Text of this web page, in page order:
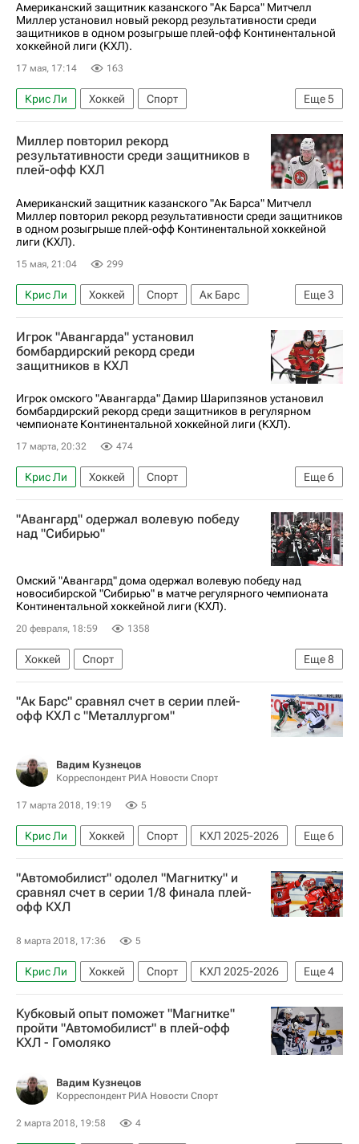
Американский защитник казанского "Ак Барса" Митчелл
Миллер установил новый рекорд результативности среди
защитников в одном розыгрыше плей-офф Континентальной
хоккейной лиги (КХЛ).
17 мая, 17:14 163
Еще5
Крис Ли Хоккей
Спорт
Александр Хмелевский
Локомотив (Ярославль)
Металлург (Магнитогорск)
Миллер повторил рекорд
результативности среди защитников в
плей-офф КХЛ
Американский защитник казанского "Ак Барса" Митчелл
Миллер повторил рекорд результативности среди защитников
в одном розыгрыше плей-офф Континентальной хоккейной
лиги (КХЛ).
15 мая, 21:04 299
Еще3
Крис Ли Хоккей Спорт
Ак Барс
Локомотив (Ярославль)
Металлург (Магнитогорск)
КХЛ 2025-2026
Игрок "Авангарда" установил
бомбардирский рекорд среди
защитников в КХЛ
Игрок омского "Авангарда" Дамир Шарипзянов установил
бомбардирский рекорд среди защитников в регулярном
чемпионате Континентальной хоккейной лиги (КХЛ).
17 марта, 20:32 474
Еще6
Крис Ли Хоккей
Спорт
Дамир Шарипзянов
Максим Лажуа
ХК Динамо (Москва)
Авангард
"Авангард" одержал волевую победу
над "Сибирью"
Омский "Авангард" дома одержал волевую победу над
новосибирской "Сибирью" в матче регулярного чемпионата
Континентальной хоккейной лиги (КХЛ).
20 февраля, 18:59 1358
Еще8
Хоккей
Спорт
Анонсы и трансляции матчей
Энди Андреофф
Максим Лажуа
Эндрю Потуральски
КХЛ 2025-2026
"Ак Барс" сравнял счет в серии плей-
офф КХЛ с "Металлургом"
Вадим Кузнецов
Корреспондент РИА Новости Спорт
17 марта 2018, 19:19 5
Еще6
Крис Ли Хоккей Спорт
КХЛ 2025-2026
Металлург (Магнитогорск)
Ак Барс
Станислав Галиев
Джастин Азеведо
Ярослав Косов
"Автомобилист" одолел "Магнитку" и
сравнял счет в серии 1/8 финала плей-
офф КХЛ
8 марта 2018, 17:36 5
Еще4
Крис Ли Хоккей Спорт
КХЛ 2025-2026
Автомобилист
Металлург (Магнитогорск)
Александр Торченюк
Франсис Паре
Кубковый опыт поможет "Магнитке"
пройти "Автомобилист" в плей-офф
КХЛ - Гомоляко
Вадим Кузнецов
Корреспондент РИА Новости Спорт
2 марта 2018, 19:58 4